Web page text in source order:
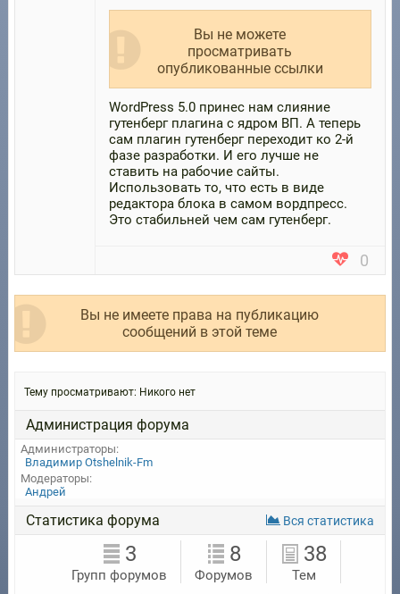
Вы не можете
просматривать
опубликованные ссылки
WordPress 5.0 принес нам слияние
гутенберг плагина с ядром ВП. А теперь
сам плагин гутенберг переходит ко 2-й
фазе разработки. И его лучше не
ставить на рабочие сайты.
Использовать то, что есть в виде
редактора блока в самом вордпресс.
Это стабильней чем сам гутенберг.
0
Вы не имеете права на публикацию
сообщений в этой теме
Тему просматривают: Никого нет
Администрация форума
Администраторы:
Владимир Otshelnik-Fm
Модераторы:
Андрей
Статистика форума Вся статистика
3
Групп форумов
8
Форумов
38
Тем